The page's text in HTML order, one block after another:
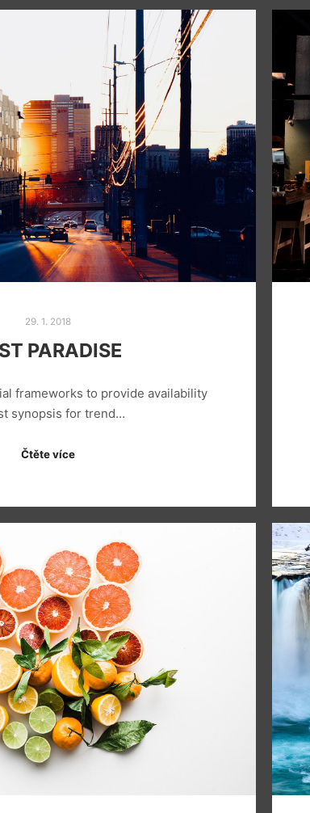
29. 1. 2018
PARADISE
frameworks to provide availability
synopsis for trend…
Čtěte více